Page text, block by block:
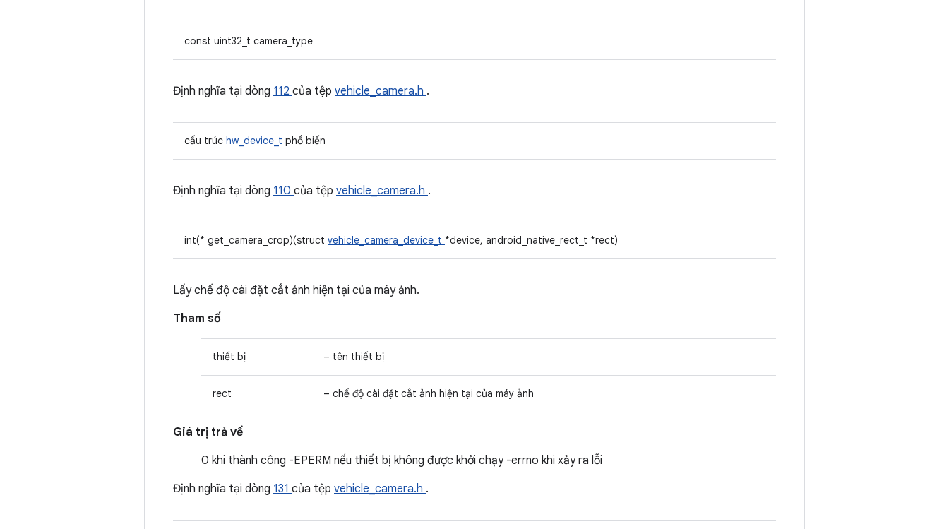
const uint32_t camera_type
Định nghĩa tại dòng 112 của tệp vehicle_camera.h .
cấu trúc hw_device_t phổ biến
Định nghĩa tại dòng 110 của tệp vehicle_camera.h .
int(* get_camera_crop)(struct vehicle_camera_device_t *device, android_native_rect_t *rect)
Lấy chế độ cài đặt cắt ảnh hiện tại của máy ảnh.
Tham số
thiết bị – tên thiết bị
rect – chế độ cài đặt cắt ảnh hiện tại của máy ảnh
Giá trị trả về
0 khi thành công -EPERM nếu thiết bị không được khởi chạy -errno khi xảy ra lỗi
Định nghĩa tại dòng 131 của tệp vehicle_camera.h .